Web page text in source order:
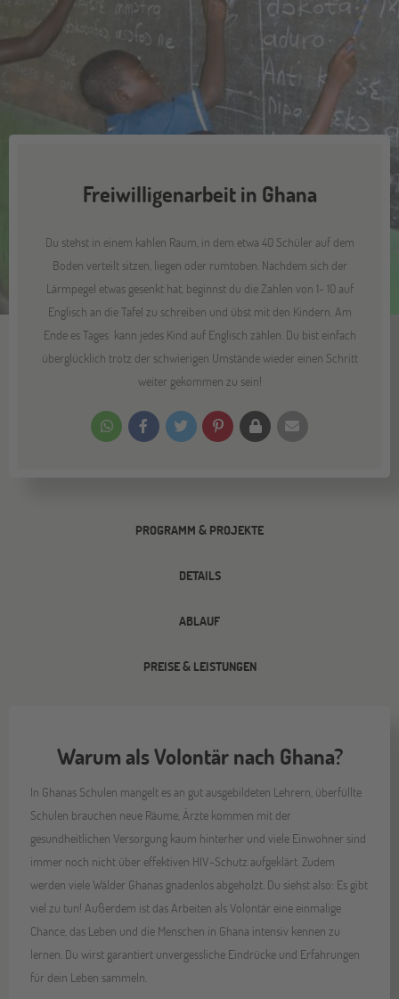
Freiwilligenarbeit in Ghana
Du stehst in einem kahlen Raum, in dem etwa 40 Schüler auf dem
Boden verteilt sitzen, liegen oder rumtoben. Nachdem sich der
Lärmpegel etwas gesenkt hat, beginnst du die Zahlen von 1- 10 auf
Englisch an die Tafel zu schreiben und übst mit den Kindern. Am
Ende es Tages kann jedes Kind auf Englisch zählen. Du bist einfach
überglücklich trotz der schwierigen Umstände wieder einen Schritt
weiter gekommen zu sein!
PROGRAMM & PROJEKTE
DETAILS
ABLAUF
PREISE & LEISTUNGEN
Warum als Volontär nach Ghana?
In Ghanas Schulen mangelt es an gut ausgebildeten Lehrern, überfüllte
Schulen brauchen neue Räume, Ärzte kommen mit der
gesundheitlichen Versorgung kaum hinterher und viele Einwohner sind
immer noch nicht über effektiven HIV-Schutz aufgeklärt. Zudem
werden viele Wälder Ghanas gnadenlos abgeholzt. Du siehst also: Es gibt
viel zu tun! Außerdem ist das Arbeiten als Volontär eine einmalige
Chance, das Leben und die Menschen in Ghana intensiv kennen zu
lernen. Du wirst garantiert unvergessliche Eindrücke und Erfahrungen
für dein Leben sammeln.